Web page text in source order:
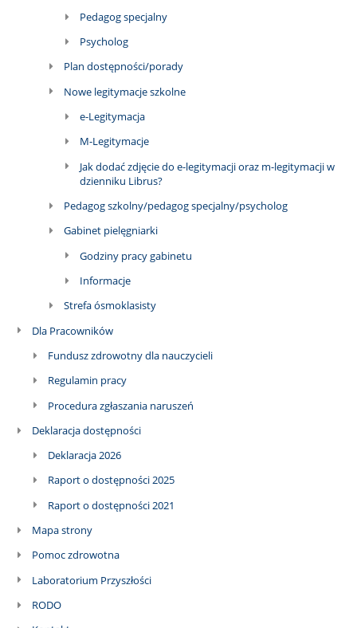
Pedagog specjalny
Psycholog
Plan dostępności/porady
Nowe legitymacje szkolne
e-Legitymacja
M-Legitymacje
Jak dodać zdjęcie do e-legitymacji oraz m-legitymacji w
dzienniku Librus?
Pedagog szkolny/pedagog specjalny/psycholog
Gabinet pielęgniarki
Godziny pracy gabinetu
Informacje
Strefa ósmoklasisty
Dla Pracowników
Fundusz zdrowotny dla nauczycieli
Regulamin pracy
Procedura zgłaszania naruszeń
Deklaracja dostępności
Deklaracja 2026
Raport o dostępności 2025
Raport o dostępności 2021
Mapa strony
Pomoc zdrowotna
Laboratorium Przyszłości
RODO